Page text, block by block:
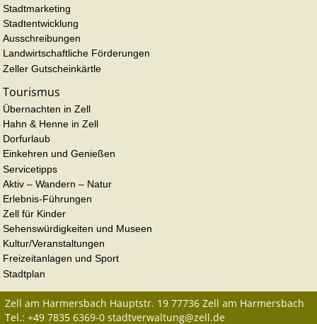
Stadtmarketing
Stadtentwicklung
Ausschreibungen
Landwirtschaftliche Förderungen
Zeller Gutscheinkärtle
Tourismus
Übernachten in Zell
Hahn & Henne in Zell
Dorfurlaub
Einkehren und Genießen
Servicetipps
Aktiv – Wandern – Natur
Erlebnis-Führungen
Zell für Kinder
Sehenswürdigkeiten und Museen
Kultur/Veranstaltungen
Freizeitanlagen und Sport
Stadtplan
Zell am Harmersbach Hauptstr. 19 77736 Zell am Harmersbach
Tel.: +49 7835 6369-0 stadtverwaltung@zell.de